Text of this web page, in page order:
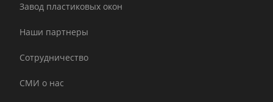
Завод пластиковых окон
Наши партнеры
Сотрудничество
СМИ о нас